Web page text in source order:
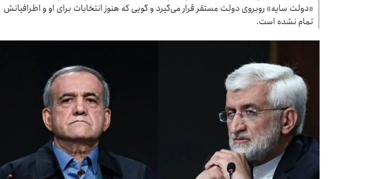
«دولت سایه» روبروی دولت مستقر قرار می‌گیرد و گویی که هنوز انتخابات برای او و اطرافیانش
تمام نشده است.